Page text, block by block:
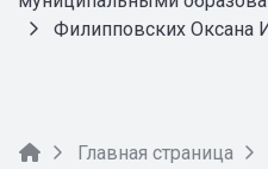
Филипповских Оксана
Главная страница